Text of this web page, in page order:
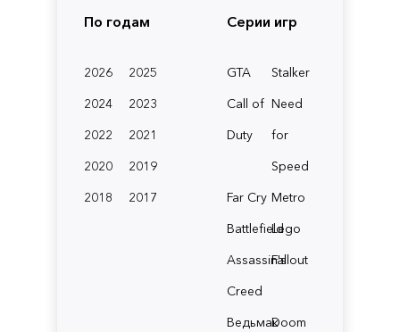
По годам
2026
2025
2024
2023
2022
2021
2020
2019
2018
2017
Серии игр
GTA
Stalker
Call of
Duty
Need
for
Speed
Far Cry Metro
BattlefieldLego
Assassin's
Creed
Fallout
ВедьмакDoom